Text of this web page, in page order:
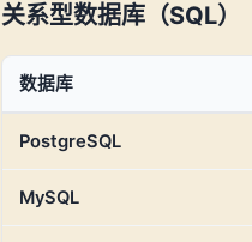
关系型数据库（SQL）
数据库
PostgreSQL
MySQL